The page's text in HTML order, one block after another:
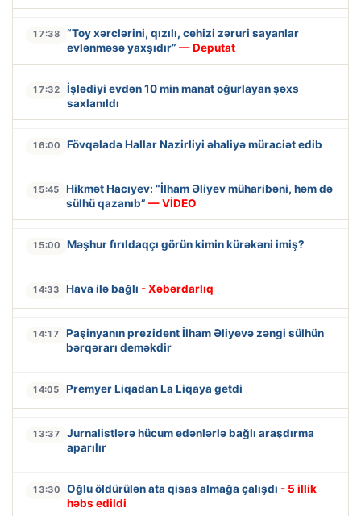
17:38
“Toy xərclərini, qızılı, cehizi zəruri sayanlar
evlənməsə yaxşıdır” — Deputat
17:32
İşlədiyi evdən 10 min manat oğurlayan şəxs
saxlanıldı
16:00 Fövqəladə Hallar Nazirliyi əhaliyə müraciət edib
15:45
Hikmət Hacıyev: “İlham Əliyev müharibəni, həm də
sülhü qazanıb” — VİDEO
15:00 Məşhur fırıldaqçı görün kimin kürəkəni imiş?
14:33 Hava ilə bağlı - Xəbərdarlıq
14:17
Paşinyanın prezident İlham Əliyevə zəngi sülhün
bərqərarı deməkdir
14:05 Premyer Liqadan La Liqaya getdi
13:37
Jurnalistlərə hücum edənlərlə bağlı araşdırma
aparılır
13:30 Oğlu öldürülən ata qisas almağa çalışdı - 5 illik
həbs edildi